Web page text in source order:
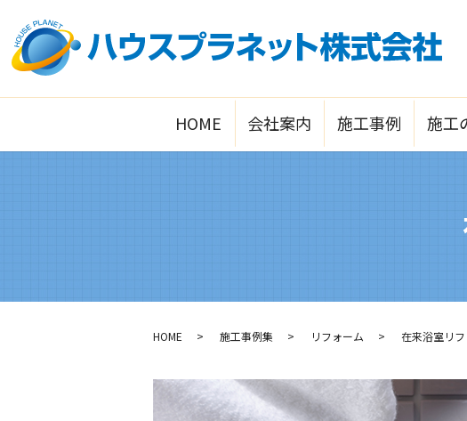
HOME 会社案内 施工事例 施工
HOME 施工事例集 リフォーム 在来浴室リ